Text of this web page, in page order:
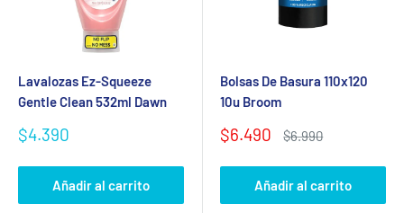
Lavalozas Ez-Squeeze
Gentle Clean 532ml Dawn
Precio
venta
$4.390
Añadir al carrito
Bolsas De Basura 110x120
10u Broom
Precio
venta
$6.490
Precio
$6.990
Añadir al carrito